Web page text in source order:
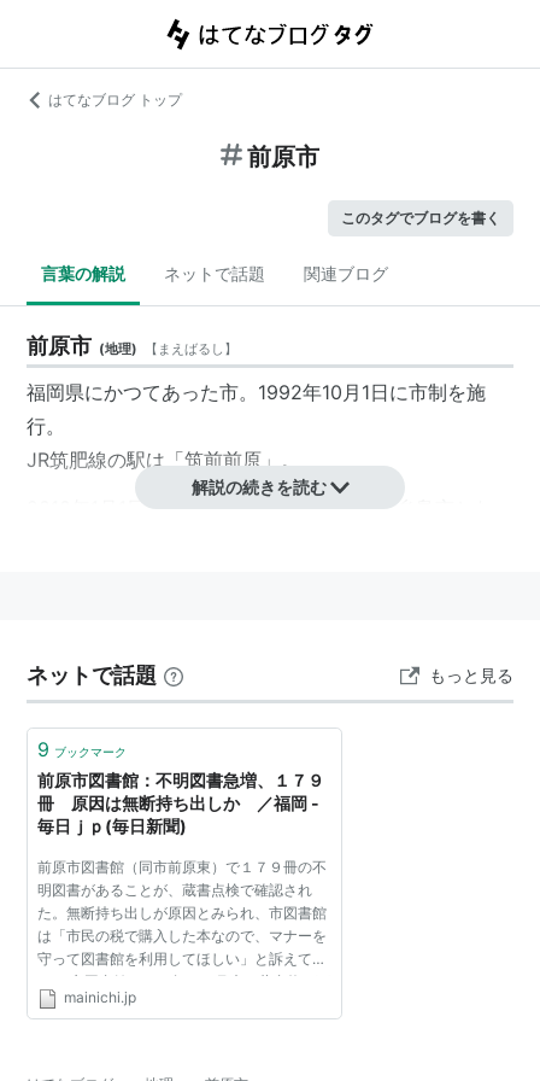
はてなブログ トップ
前原市
このタグでブログを書く
言葉の解説 ネットで話題 関連ブログ
前原市 (地理) 【 まえばるし 】
福岡県にかつてあった市。1992年10月1日に市制を施
行。
JR筑肥線の駅は「筑前前原」。
2010年1月1日に二丈町・志摩町と合併し、糸島市
解説の続きを読む
ネットで話題 もっと見る
9 ブックマーク
前原市図書館：不明図書急増、１７９
冊 原因は無断持ち出しか ／福岡 -
毎日ｊｐ(毎日新聞)
前原市図書館（同市前原東）で１７９冊の不
明図書があることが、蔵書点検で確認され
た。無断持ち出しが原因とみられ、市図書館
は「市民の税で購入した本なので、マナーを
守って図書館を利用してほしい」と訴えてい
る。 市図書館は０５年１１月末、蔵書約８万
冊で開館し、現在の蔵書は約１１万冊。点検
mainichi.jp